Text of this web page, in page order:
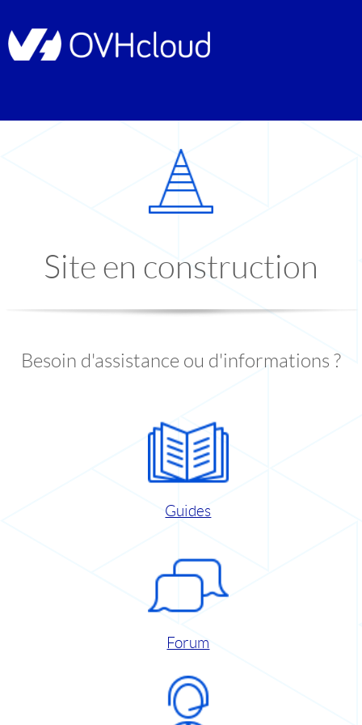
Site en construction
Besoin d'assistance ou d'informations ?
Guides
Forum